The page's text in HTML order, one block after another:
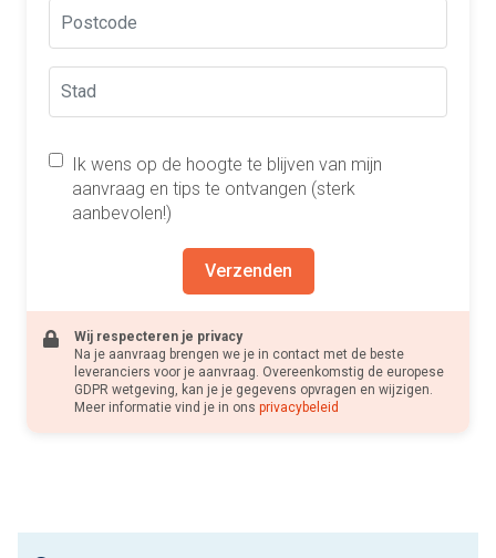
Ik wens op de hoogte te blijven van mijn
aanvraag en tips te ontvangen (sterk
aanbevolen!)
Verzenden
Wij respecteren je privacy
Na je aanvraag brengen we je in contact met de beste
leveranciers voor je aanvraag. Overeenkomstig de europese
GDPR wetgeving, kan je je gegevens opvragen en wijzigen.
Meer informatie vind je in ons privacybeleid